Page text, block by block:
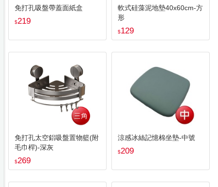
免打孔吸盤帶蓋面紙盒
$219
軟式硅藻泥地墊40x60cm-方
形
$129
免打孔太空鋁吸盤置物籃(附
毛巾桿)-深灰
$269
涼感冰絲記憶棉坐墊-中號
$209